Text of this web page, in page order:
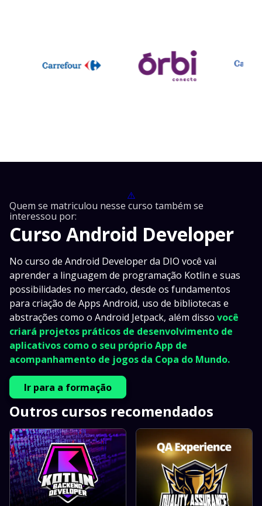
Quem se matriculou nesse curso também se
interessou por:
Curso Android Developer
No curso de Android Developer da DIO você vai
aprender a linguagem de programação Kotlin e suas
possibilidades no mercado, desde os fundamentos
para criação de Apps Android, uso de bibliotecas e
abstrações como o Android Jetpack, além disso você
criará projetos práticos de desenvolvimento de
aplicativos como o seu próprio App de
acompanhamento de jogos da Copa do Mundo.
Ir para a formação
Outros cursos recomendados
⚠️